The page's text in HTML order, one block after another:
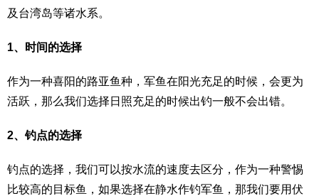
及台湾岛等诸水系。
1、时间的选择
作为一种喜阳的路亚鱼种，军鱼在阳光充足的时候，会更为
活跃，那么我们选择日照充足的时候出钓一般不会出错。
2、钓点的选择
钓点的选择，我们可以按水流的速度去区分，作为一种警惕
比较高的目标鱼，如果选择在静水作钓军鱼，那我们要用伏